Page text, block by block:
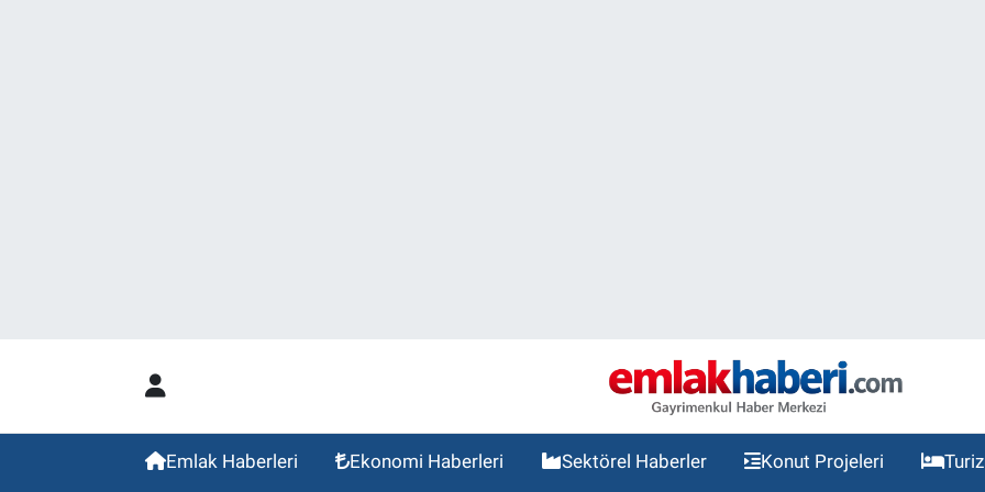
Emlak Haberleri Ekonomi Haberleri Sektörel Haberler Konut Projeleri